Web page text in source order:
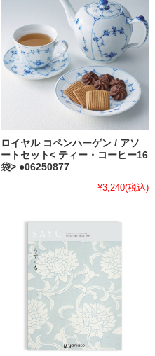
ロイヤル コペンハーゲン / アソ
ートセット< ティー・コーヒー16
袋> ●06250877
¥3,240(税込)